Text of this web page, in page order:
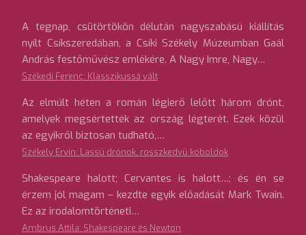
A tegnap, csütörtökön délután nagyszabású kiállítás
nyílt Csíkszeredában, a Csíki Székely Múzeumban Gaál
András festőművész emlékére. A Nagy Imre, Nagy…
Székedi Ferenc: Klasszikussá vált
Az elmúlt héten a román légierő lelőtt három drónt,
amelyek megsértették az ország légterét. Ezek közül
az egyikről biztosan tudható,…
Székely Ervin: Lassú drónok, rosszkedvű koboldok
Shakespeare halott; Cervantes is halott…; és én se
érzem jól magam – kezdte egyik előadását Mark Twain.
Ez az irodalomtörténeti…
Ambrus Attila: Shakespeare és Newton